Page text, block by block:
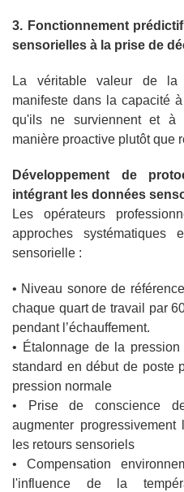
3. Fonctionnement
sensorielles à la prise de
La véritable valeur de la
manifeste dans la capacité
qu'ils ne surviennent et à
manière proactive plutôt que
Développement de
intégrant les données
Les opérateurs
approches systématiques
sensorielle :
• Niveau sonore de
chaque quart de travail par
pendant l’échauffement.
• Étalonnage de la
standard en début de poste
pression normale
• Prise de conscience
augmenter
les retours sensoriels
• Compensation
l'influence de la